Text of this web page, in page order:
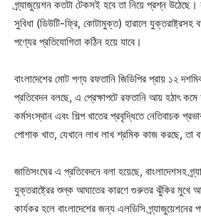
গ্র্যাজুয়েশন কতটা টেকসই হবে তা নিয়ে প্রশ্ন উঠেছে।
সুবিধা (ডিউটি-ফ্রি, কোটামুক্ত) হারালে যুক্তরাষ্ট্রসহ
পণ্যের প্রতিযোগিতা কঠিন হয়ে যাবে।
বাংলাদেশের মোট পণ্য রফতানি জিডিপির প্রায় ১২
প্রতিবেদন বলছে, এ প্রেক্ষাপটে রফতানি আয় হঠাৎ কমে
কর্মসংস্থান এবং শিল্প খাতের প্রবৃদ্ধিতে নেতিবাচক
পোশাক খাত, যেখানে লাখ লাখ শ্রমিক কাজ করছে, তা
জাতিসংঘের এ প্রতিবেদনে বলা হয়েছে, বাংলাদেশসহ
যুক্তরাষ্ট্রের শুল্ক আঘাতের কারণে গুরুতর ঝুঁকির মুখে
কার্যকর হলে বাংলাদেশের জন্য এলডিসি